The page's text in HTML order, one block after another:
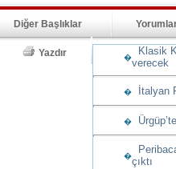
Diğer Başlıklar
Yazdır �
Klasik
verecek
� İtalyan
�
�çıktı